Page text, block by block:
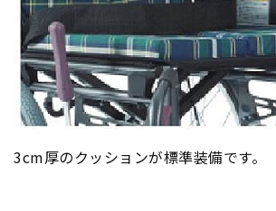
3cm厚のクッションが標準装備です。